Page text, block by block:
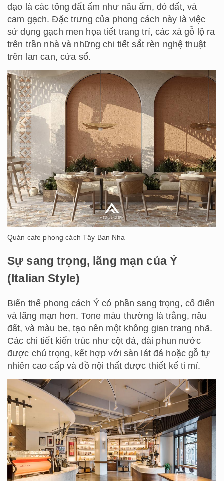
đạo là các tông đất ấm như nâu ấm, đỏ đất, và
cam gạch. Đặc trưng của phong cách này là việc
sử dụng gạch men họa tiết trang trí, các xà gỗ lộ ra
trên trần nhà và những chi tiết sắt rèn nghệ thuật
trên lan can, cửa sổ.
Quán cafe phong cách Tây Ban Nha
Sự sang trọng, lãng mạn của Ý
(Italian Style)
Biến thể phong cách Ý có phần sang trọng, cổ điển
và lãng mạn hơn. Tone màu thường là trắng, nâu
đất, và màu be, tạo nên một không gian trang nhã.
Các chi tiết kiến trúc như cột đá, đài phun nước
được chú trọng, kết hợp với sàn lát đá hoặc gỗ tự
nhiên cao cấp và đồ nội thất được thiết kế tỉ mỉ.